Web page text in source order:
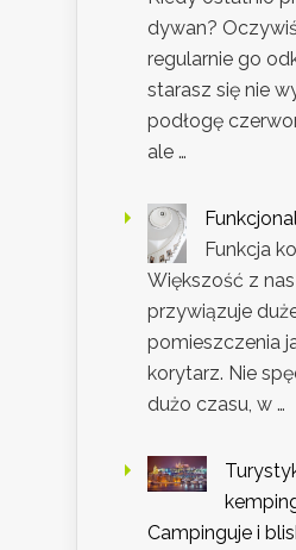
dywan?
regularnie go
starasz się nie
podłogę
ale …
Funkcja
Większość z
przywiązuje
pomieszczenia
korytarz. Nie
dużo czasu, w …
Campinguje i